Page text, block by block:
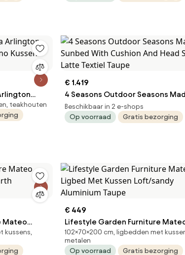
Kussen
teakhouten
€ 1.419
4 Seasons Outdoor Seasons
Sunbed With Cushion And Head
Support Latte Textiel Taupe
Beschikbaar in 2 e-shops
Op voorraad
Gratis bezorging
Mateo
kussens,
€ 449
Lifestyle Garden Furniture
Ligbed Met Kussen Loft/sandy
Aluminium Taupe
102×70×200 cm, ligbedden met
metalen
Op voorraad
Gratis bezorging